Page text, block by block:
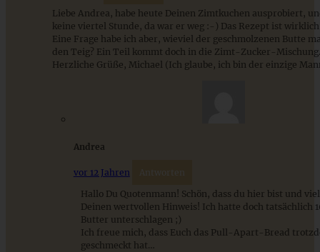
Klassischer Hefe-Gugelhupf wie von Oma
Liebe Andrea, habe heute Deinen Zimtkuchen ausprobiert,
keine viertel Stunde, da war er weg :-) Das Rezept ist
Eine Frage habe ich aber, wieviel der geschmolzenen Butte
den Teig? Ein Teil kommt doch in die Zimt-Zucker-Mischung.
Herzliche Grüße, Michael (Ich glaube, ich bin der einzige
Andrea
vor 12 Jahren Antworten
Hallo Du Quotenmann! Schön, dass du hier bist und
Deinen wertvollen Hinweis! Ich hatte doch tatsächlich
Butter unterschlagen ;)
Ich freue mich, dass Euch das Pull-Apart-Bread
geschmeckt hat…